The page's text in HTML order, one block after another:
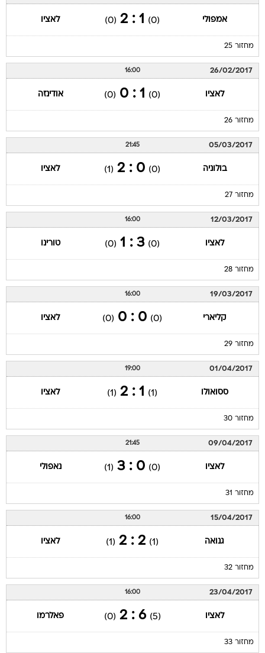
אמפולי (0)
1 : 2
(0) לאציו
מחזור 25
26/02/2017
16:00
לאציו (0)
1 : 0
(0) אודינזה
מחזור 26
05/03/2017
21:45
בולוניה (0)
0 : 2
(1) לאציו
מחזור 27
12/03/2017
16:00
לאציו (0)
3 : 1
(0) טורינו
מחזור 28
19/03/2017
16:00
קליארי (0)
0 : 0
(0) לאציו
מחזור 29
01/04/2017
19:00
ססואולו (1)
1 : 2
(1) לאציו
מחזור 30
09/04/2017
21:45
לאציו (0)
0 : 3
(1) נאפולי
מחזור 31
15/04/2017
16:00
גנואה (1)
2 : 2
(1) לאציו
מחזור 32
23/04/2017
16:00
לאציו (5)
6 : 2
(0) פאלרמו
מחזור 33